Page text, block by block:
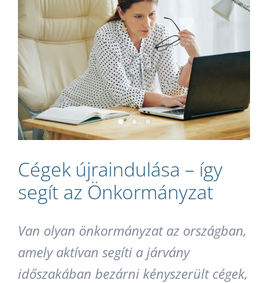
Larger
Image
Cégek újraindulása – így
segít az Önkormányzat
Van olyan önkormányzat az országban,
amely aktívan segíti a járvány
időszakában bezárni kényszerült cégek,